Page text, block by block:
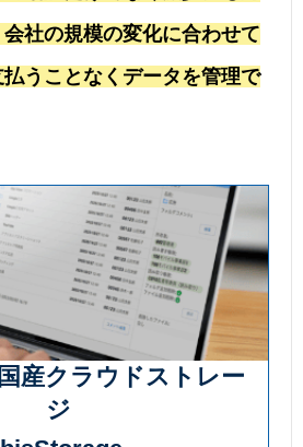
社の規模の変化に合わせて
うことなくデータを管理で
産クラウドストレー
ジ